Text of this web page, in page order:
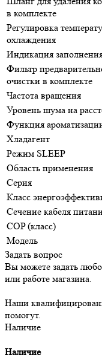
в комплекте
Регулировка
охлаждения
Индикация
Фильтр
очистки в комплекте
Частота вращения
Уровень шума на
Функция
Хладагент
Режим SLEEP
Область применения
Серия
Класс
Сечение кабеля
COP (класс)
Модель
Задать вопрос
Вы можете задать
или работе магазина.
Наши
помогут.
Наличие
Наличие